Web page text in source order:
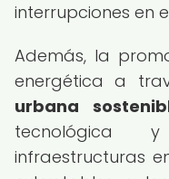
interrupciones en
Además, la
energética a
urbana
infraestructuras